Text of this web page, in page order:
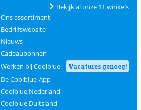
Bekijk al onze 11 winkels
Ons assortiment
Bedrijfswebsite
Nieuws
Cadeaubonnen
Werken bij Coolblue
Vacatures genoeg!
De Coolblue-App
Coolblue Nederland
Coolblue Duitsland